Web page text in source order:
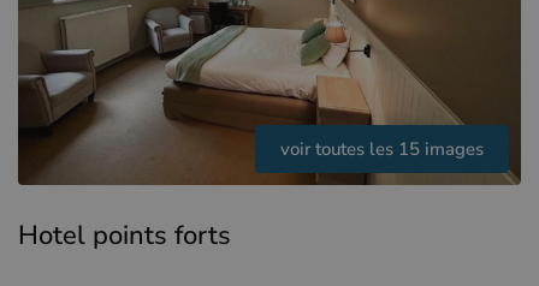
voir toutes les 15 images
Hotel points forts